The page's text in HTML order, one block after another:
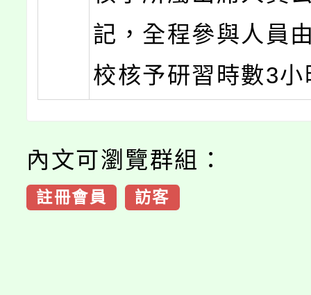
記，全程參與人員
校核予研習時數3小
內文可瀏覽群組：
註冊會員 訪客